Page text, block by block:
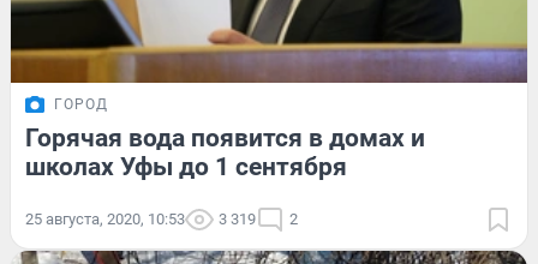
ГОРОД
Горячая вода появится в домах и
школах Уфы до 1 сентября
25 августа, 2020, 10:53 3 319 2